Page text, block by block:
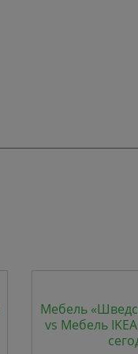
Мебель
vs Мебель